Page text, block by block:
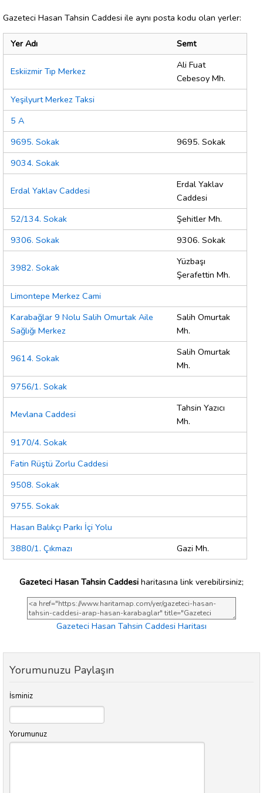
Gazeteci Hasan Tahsin Caddesi ile aynı posta kodu olan yerler:
Yer Adı Semt
Eskiizmir Tıp Merkez
Ali Fuat
Cebesoy Mh.
Yeşilyurt Merkez Taksi
5 A
9695. Sokak
9695. Sokak
9034. Sokak
Erdal Yaklav Caddesi
Erdal Yaklav
Caddesi
52/134. Sokak
Şehitler Mh.
9306. Sokak
9306. Sokak
3982. Sokak
Yüzbaşı
Şerafettin Mh.
Limontepe Merkez Cami
Karabağlar 9 Nolu Salih Omurtak Aile
Sağlığı Merkez
Salih Omurtak
Mh.
9614. Sokak
Salih Omurtak
Mh.
9756/1. Sokak
Mevlana Caddesi
Tahsin Yazıcı
Mh.
9170/4. Sokak
Fatin Rüştü Zorlu Caddesi
9508. Sokak
9755. Sokak
Hasan Balıkçı Parkı İçi Yolu
3880/1. Çıkmazı
Gazi Mh.
Gazeteci Hasan Tahsin Caddesi haritasına link verebilirsiniz;
Gazeteci Hasan Tahsin Caddesi Haritası
Yorumunuzu Paylaşın
İsminiz
Yorumunuz